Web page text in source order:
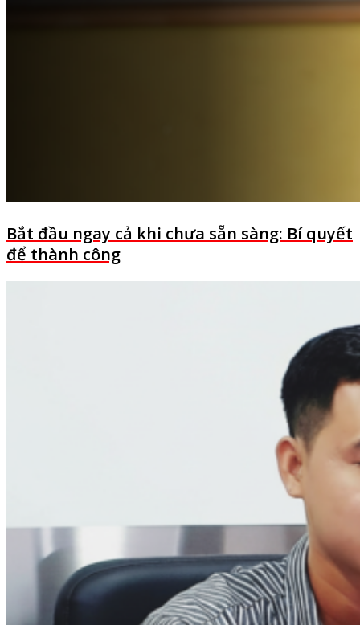
Bắt đầu ngay cả khi chưa sẵn sàng: Bí quyết
để thành công